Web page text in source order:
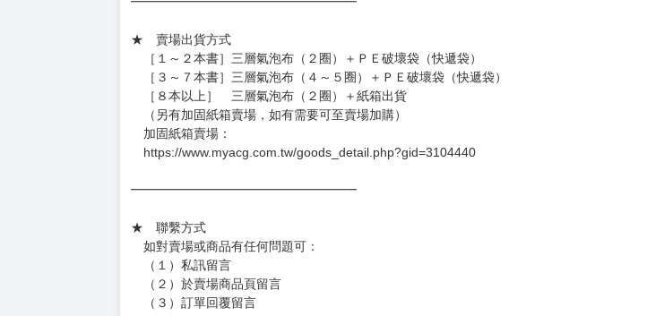
週一～週五 １０：００～１９：００
（假日＆國定假日休息，客服會不定時回覆）
．現貨商品：１～２天出貨（不含假日＆國定假日）
．已上市且非現貨商品：
－每週四～日下單者，於隔週五出貨
－每週一～三下單者，於隔週四出貨
★ 賣場出貨方式
［１～２本書］三層氣泡布（２圈）＋ＰＥ破壞袋（快遞袋）
［３～７本書］三層氣泡布（４～５圈）＋ＰＥ破壞袋（快遞袋）
［８本以上］ 三層氣泡布（２圈）＋紙箱出貨
（另有加固紙箱賣場，如有需要可至賣場加購）